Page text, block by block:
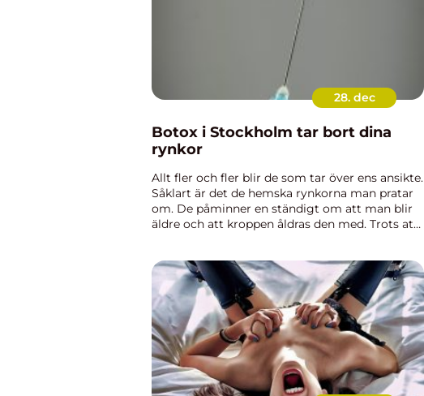
28. dec
Botox i Stockholm tar bort dina
rynkor
Allt fler och fler blir de som tar över ens ansikte.
Såklart är det de hemska rynkorna man pratar
om. De påminner en ständigt om att man blir
äldre och att kroppen åldras den med. Trots att